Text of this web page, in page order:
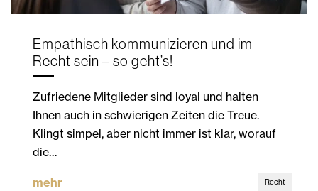
Empathisch kommunizieren und im
Recht sein – so geht’s!
Zufriedene Mitglieder sind loyal und halten
Ihnen auch in schwierigen Zeiten die Treue.
Klingt simpel, aber nicht immer ist klar, worauf
die…
mehr Recht